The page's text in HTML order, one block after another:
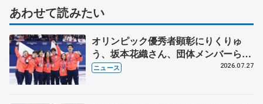
あわせて読みたい
オリンピック優秀者顕彰にりくりゅ
う、坂本花織さん、団体メンバーら
8月7日に文科省が表彰式、ブルーノ・
ニュース 2026.07.27